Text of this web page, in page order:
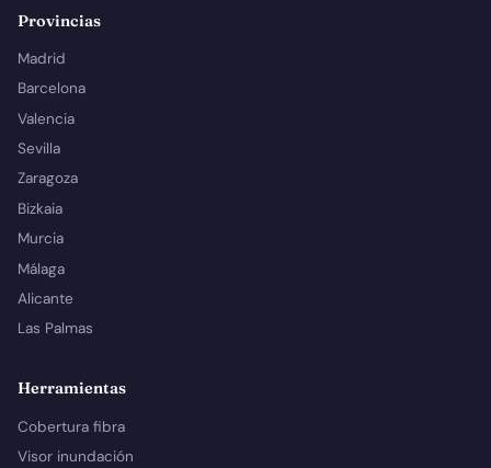
Provincias
Madrid
Barcelona
Valencia
Sevilla
Zaragoza
Bizkaia
Murcia
Málaga
Alicante
Las Palmas
Herramientas
Cobertura fibra
Visor inundación